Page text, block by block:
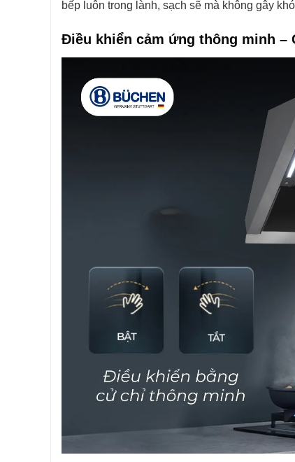
bếp luôn trong lành, sạch sẽ mà không gây
Điều khiển cảm ứng thông minh –